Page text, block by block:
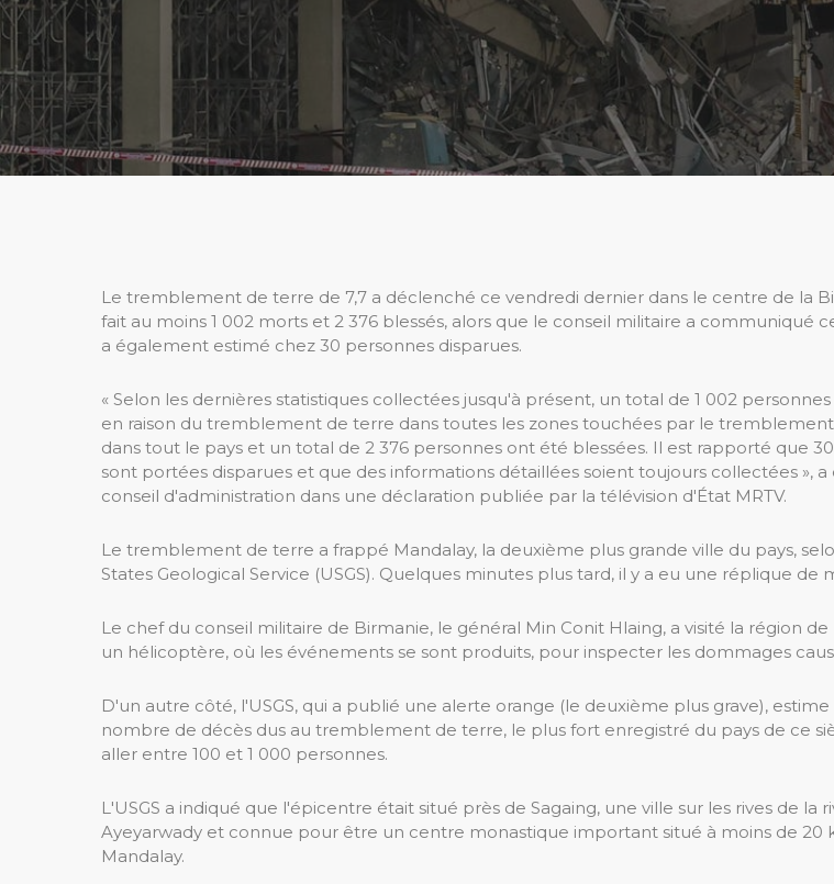
Le tremblement de terre de 7,7 a déclenché ce vendredi dernier dans le centre de la
fait au moins 1 002 morts et 2 376 blessés, alors que le conseil militaire a communiqué
a également estimé chez 30 personnes disparues.
« Selon les dernières statistiques collectées jusqu'à présent, un total de 1 002
en raison du tremblement de terre dans toutes les zones touchées par le
dans tout le pays et un total de 2 376 personnes ont été blessées. Il est rapporté que
sont portées disparues et que des informations détaillées soient toujours collectées », a
conseil d'administration dans une déclaration publiée par la télévision d'État MRTV.
Le tremblement de terre a frappé Mandalay, la deuxième plus grande ville du pays,
States Geological Service (USGS). Quelques minutes plus tard, il y a eu une réplique de
Le chef du conseil militaire de Birmanie, le général Min Conit Hlaing, a visité la région de
un hélicoptère, où les événements se sont produits, pour inspecter les dommages
D'un autre côté, l'USGS, qui a publié une alerte orange (le deuxième plus grave),
nombre de décès dus au tremblement de terre, le plus fort enregistré du pays de ce
aller entre 100 et 1 000 personnes.
L'USGS a indiqué que l'épicentre était situé près de Sagaing, une ville sur les rives de la
Ayeyarwady et connue pour être un centre monastique important situé à moins de 20
Mandalay.